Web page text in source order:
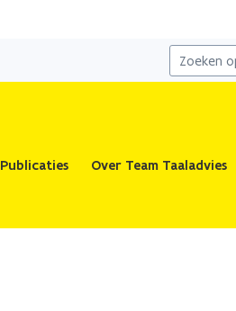
Publicaties Over Team Taaladvies